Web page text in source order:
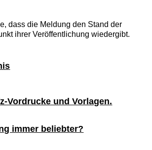
dass die Meldung den Stand der
ihrer Veröffentlichung wiedergibt.
Vordrucke und Vorlagen.
immer beliebter?